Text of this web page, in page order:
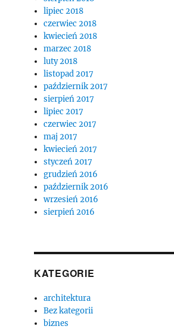
lipiec 2018
czerwiec 2018
kwiecień 2018
marzec 2018
luty 2018
listopad 2017
październik 2017
sierpień 2017
lipiec 2017
czerwiec 2017
maj 2017
kwiecień 2017
styczeń 2017
grudzień 2016
październik 2016
wrzesień 2016
sierpień 2016
KATEGORIE
architektura
Bez kategorii
biznes